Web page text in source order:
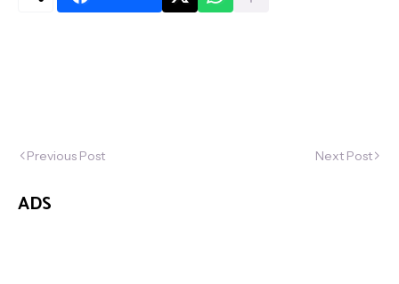
Previous Post Next Post
ADS